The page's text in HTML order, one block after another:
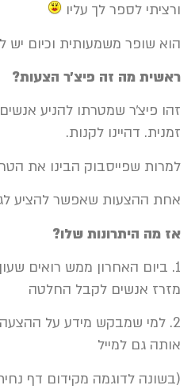
ורציתי לספר לך עליו
הוא שופר משמעותית וכיום יש
ראשית מה זה פיצ׳ר הצעות?
זהו פיצ׳ר שמטרתו להניע
זמנית. דהיינו לקנות.
למרות שפייסבוק הבינו את
אחת ההצעות שאפשר להציע
אז מה היתרונות שלו?
1. ביום האחרון ממש רואים
מזרז אנשים לקבל החלטה
2. למי שמבקש מידע על
אותה גם למייל
(בשונה לדוגמה מקידום דף